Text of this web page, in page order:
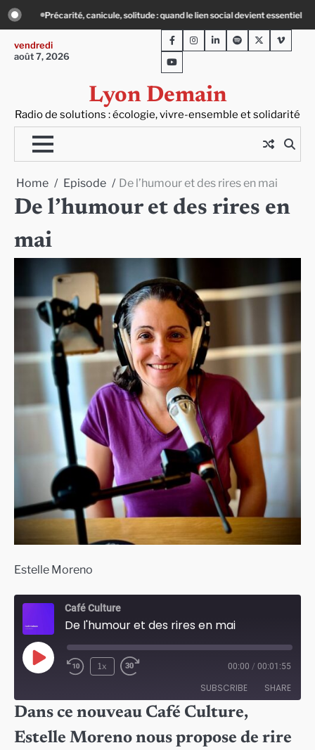
Skip
to
content
devient essentiel « Ça chauffe » : des acteurs du batiment face au défi
vendredi
août 7, 2026
Lyon Demain
Radio de solutions : écologie, vivre-ensemble et solidarité
FacebookInstagram
LinkedInSpotifyTwitterViméo
Youtube
Home Episode De l’humour et des rires en mai
De l’humour et des rires en
mai
Estelle Moreno
Café Culture
De l'humour et des rires en mai
Play
1x 00:00 / 00:01:55
SUBSCRIBE SHARE
RSS FEED
SHARE
Dans ce nouveau Café Culture,
Estelle Moreno nous propose de rire